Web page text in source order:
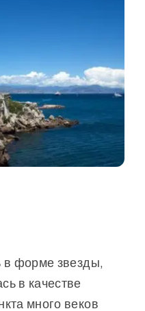
в форме звезды,
в качестве
много веков